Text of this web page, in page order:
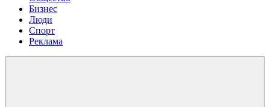
Бизнес
Люди
Спорт
Реклама